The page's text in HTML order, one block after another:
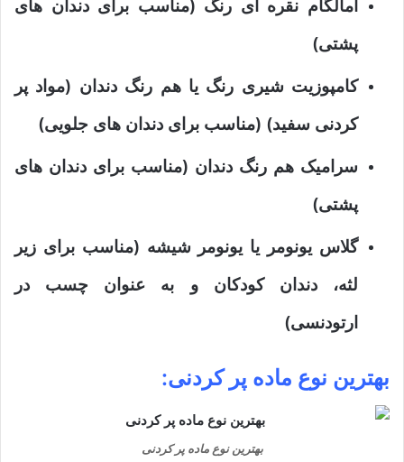
آمالگام نقره ای رنگ (مناسب برای دندان های
پشتی)
کامپوزیت شیری رنگ یا هم رنگ دندان (مواد پر
کردنی سفید) (مناسب برای دندان های جلویی)
سرامیک هم رنگ دندان (مناسب برای دندان های
پشتی)
گلاس یونومر یا یونومر شیشه (مناسب برای زیر
لثه، دندان کودکان و به عنوان چسب در
ارتودنسی)
بهترین نوع ماده پر کردنی:
بهترین نوع ماده پر کردنی